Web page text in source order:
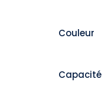
​Hascevher
Arian
Inox
Plastique
Couleur
Capacité